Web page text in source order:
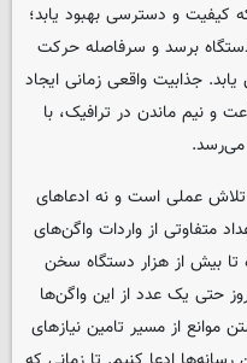
کیفیت و دسترسی بهبود یابد؛
برسد و سرفاصله حرکت
جذابیت واقعی زمانی ایجاد
و نیم ماندن در ترافیک، با
می‌رسد.
عملی است و نه ادعاهای
متفاوتی از واردات واگن‌های
بیش از هزار دستگاه سخن
حتی یک عدد از این واگن‌ها
موانع از مسیر تامین نیازهای